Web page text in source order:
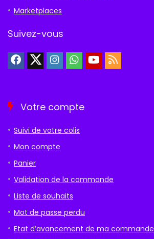
Marketplaces
Suivez-vous
Votre compte
Suivi de votre colis
Mon compte
Panier
Validation de la commande
Liste de souhaits
Mot de passe perdu
Etat d’avancement de ma commande